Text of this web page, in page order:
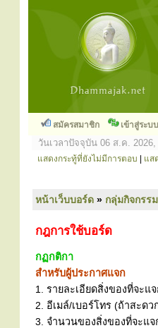
สมัครสมาชิก เข้าสู่ระบบ
วันเวลาปัจจุบัน 06 ส.ค. 2026,
แสดงกระทู้ที่ยังไม่มีการตอบ แส
หน้าเว็บบอร์ด » กลุ่มกิจกรรม
กฎการใช้บอร์ด
กฏกติกา
สำหรับผู้ประกาศแจก
1. รายละเอียดสิ่งของที่จะแ
2. อีเมล์/เบอร์โทร (ถ้าสะด
3. จำนวนของสิ่งของที่จะแจ